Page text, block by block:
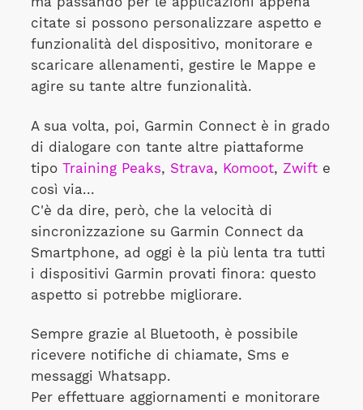
citate si possono personalizzare aspetto e
funzionalità del dispositivo, monitorare e
scaricare allenamenti, gestire le Mappe e
agire su tante altre funzionalità.
A sua volta, poi, Garmin Connect è in grado
di dialogare con tante altre piattaforme
tipo Training Peaks, Strava, Komoot, Zwifte
così via...
C'è da dire, però, che la velocità di
sincronizzazione su Garmin Connect da
Smartphone, ad oggi è la più lenta tra tutti
i dispositivi Garmin provati finora: questo
aspetto si potrebbe migliorare.
Sempre grazie al Bluetooth, è possibile
ricevere notifiche di chiamate, Sms e
messaggi Whatsapp.
Per effettuare aggiornamenti e monitorare